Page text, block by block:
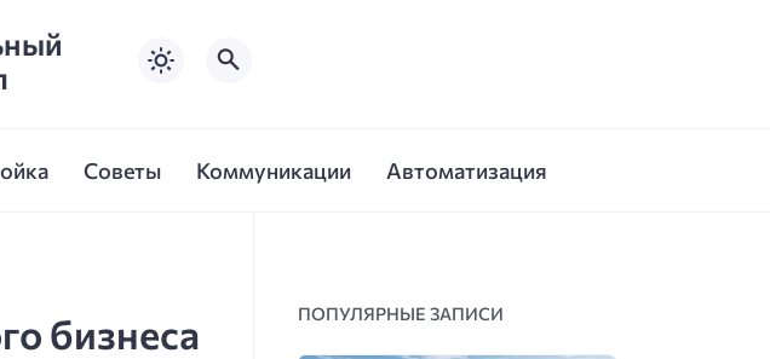
Советы Коммуникации Автоматизация
бизнеса ПОПУЛЯРНЫЕ ЗАПИСИ